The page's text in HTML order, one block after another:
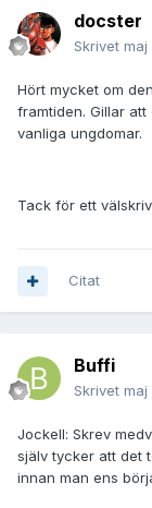
docster
Skrivet maj
Hört mycket om
framtiden. Gillar
vanliga ungdomar.
Tack för ett
Citat
Buffi
Skrivet maj
Jockell: Skrev
själv tycker att det
innan man ens